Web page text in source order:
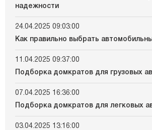
надежности
24.04.2025 09:03:00
Как правильно выбрать
11.04.2025 09:37:00
Подборка домкратов для грузовых
07.04.2025 16:36:00
Подборка домкратов для легковых
03.04.2025 13:16:00